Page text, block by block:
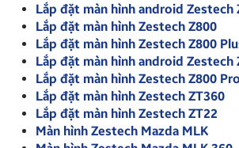
Lắp đặt màn hình android Zestech
Lắp đặt màn hình Zestech Z800
Lắp đặt màn hình Zestech Z800
Lắp đặt màn hình android Zestech
Lắp đặt màn hình Zestech Z800
Lắp đặt màn hình Zestech ZT360
Lắp đặt màn hình Zestech ZT22
Màn hình Zestech Mazda MLK